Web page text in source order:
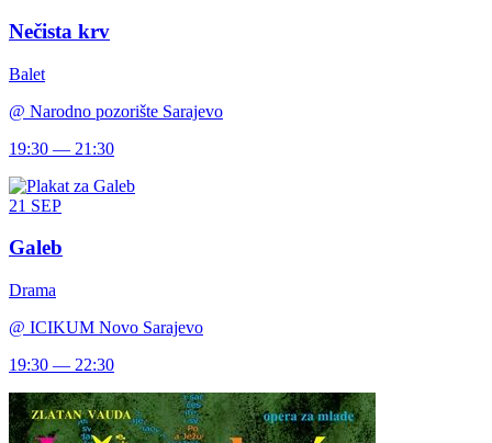
Nečista krv
Balet
@ Narodno pozorište Sarajevo
19:30 — 21:30
21 SEP
Galeb
Drama
@ ICIKUM Novo Sarajevo
19:30 — 22:30